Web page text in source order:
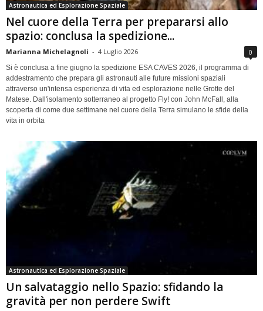
Astronautica ed Esplorazione Spaziale
Nel cuore della Terra per prepararsi allo
spazio: conclusa la spedizione...
Marianna Michelagnoli - 4 Luglio 2026 0
Si è conclusa a fine giugno la spedizione ESA CAVES 2026, il programma di
addestramento che prepara gli astronauti alle future missioni spaziali
attraverso un'intensa esperienza di vita ed esplorazione nelle Grotte del
Matese. Dall'isolamento sotterraneo al progetto Fly! con John McFall, alla
scoperta di come due settimane nel cuore della Terra simulano le sfide della
vita in orbita
Astronautica ed Esplorazione Spaziale
Un salvataggio nello Spazio: sfidando la
gravità per non perdere Swift